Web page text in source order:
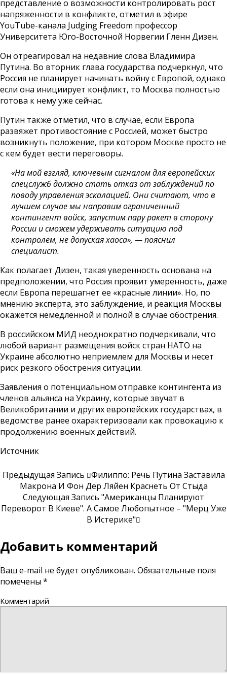
представление о возможности контролировать рост
напряженности в конфликте, отметил в эфире
YouTube-канала Judging Freedom профессор
Университета Юго-Восточной Норвегии Гленн Дизен.
Он отреагировал на недавние слова Владимира
Путина. Во вторник глава государства подчеркнул, что
Россия не планирует начинать войну с Европой, однако
если она инициирует конфликт, то Москва полностью
готова к нему уже сейчас.
Путин также отметил, что в случае, если Европа
развяжет противостояние с Россией, может быстро
возникнуть положение, при котором Москве просто не
с кем будет вести переговоры.
«На мой взгляд, ключевым сигналом для европейских
спецслужб должно стать отказ от заблуждений по
поводу управления эскалацией. Они считают, что в
лучшем случае мы направим ограниченный
контингент войск, запустим пару ракет в сторону
России и сможем удерживать ситуацию под
контролем, не допуская хаоса», — пояснил
специалист.
Как полагает Дизен, такая уверенность основана на
предположении, что Россия проявит умеренность, даже
если Европа перешагнет ее «красные линии». Но, по
мнению эксперта, это заблуждение, и реакция Москвы
окажется немедленной и полной в случае обострения.
В российском МИД неоднократно подчеркивали, что
любой вариант размещения войск стран НАТО на
Украине абсолютно неприемлем для Москвы и несет
риск резкого обострения ситуации.
Заявления о потенциальном отправке контингента из
членов альянса на Украину, которые звучат в
Великобритании и других европейских государствах, в
ведомстве ранее охарактеризовали как провокацию к
продолжению военных действий.
Источник
Предыдущая Запись
Филиппо: Речь Путина Заставила
Макрона И Фон Дер Ляйен Краснеть От Стыда
Следующая Запись "Американцы Планируют
Переворот В Киеве". А Самое Любопытное – "Мерц Уже
В Истерике"
Добавить комментарий
Ваш e-mail не будет опубликован. Обязательные поля
помечены *
Комментарий